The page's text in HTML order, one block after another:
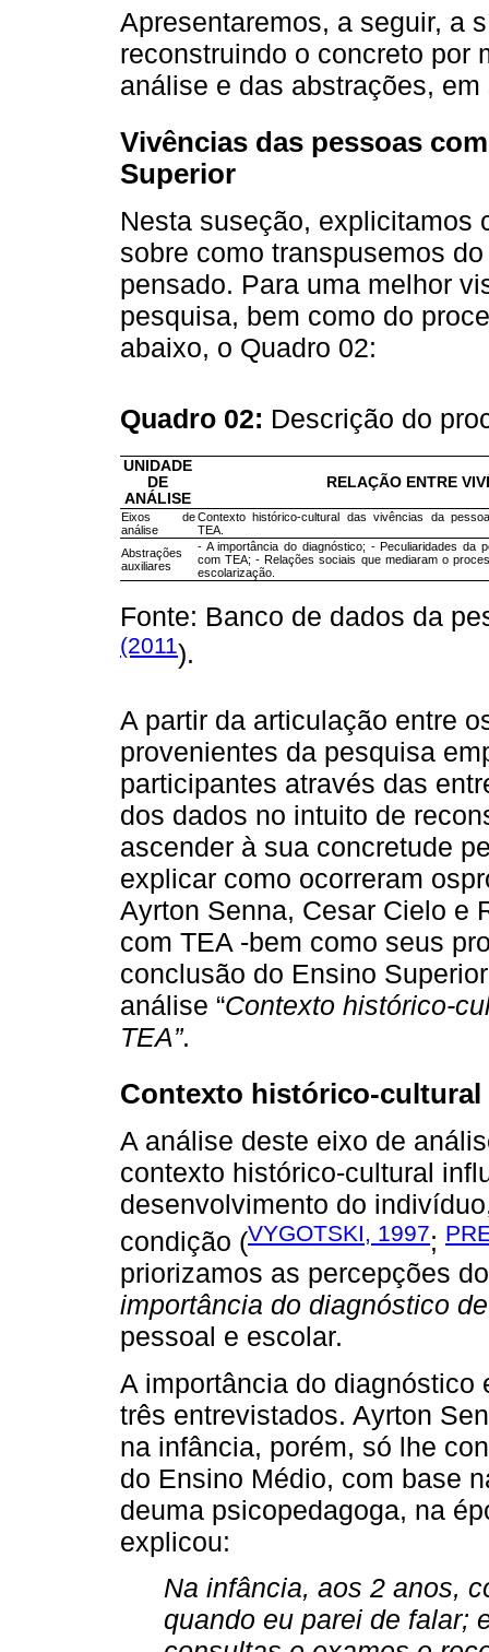
Apresentaremos, a seguir, a
reconstruindo o concreto por
análise e das abstrações,
Vivências das pessoas
Superior
Nesta suseção, explicitamos
sobre como transpusemos
pensado. Para uma melhor
pesquisa, bem como do
abaixo, o Quadro 02:
Quadro 02: Descrição do
UNIDADE
DE
ANÁLISE
RELAÇÃO ENTRE
Eixos de
análise
Contexto histórico-cultural das vivências da
TEA.
Abstrações
auxiliares
- A importância do diagnóstico; - Peculiaridades da
com TEA; - Relações sociais que mediaram o
escolarização.
Fonte: Banco de dados da
(2011).
A partir da articulação entre
provenientes da pesquisa
participantes através das
dos dados no intuito de
ascender à sua concretude
explicar como ocorreram
Ayrton Senna, Cesar Cielo e
com TEA -bem como seus
conclusão do Ensino
análise “Contexto histórico-
TEA”.
Contexto histórico-cultural
A análise deste eixo de
contexto histórico-cultural
desenvolvimento do
condição (VYGOTSKI, 1997;
priorizamos as percepções
importância do diagnóstico
pessoal e escolar.
A importância do
três entrevistados. Ayrton
na infância, porém, só lhe
do Ensino Médio, com base
deuma psicopedagoga, na
explicou:
Na infância, aos 2 anos,
quando eu parei de falar;